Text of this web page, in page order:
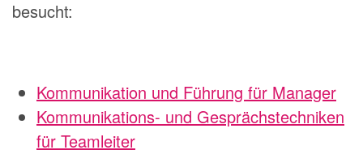
besucht:
Kommunikation und Führung für Manager
Kommunikations- und Gesprächstechniken
für Teamleiter